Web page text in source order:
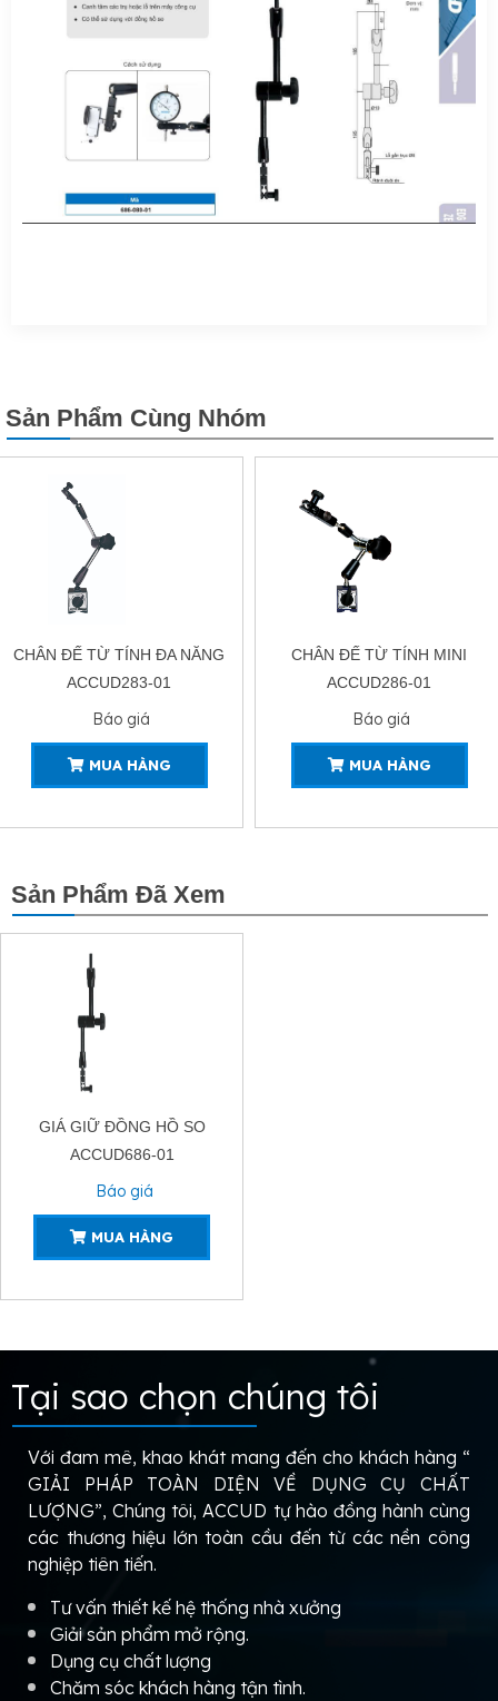
Sản Phẩm Cùng Nhóm
CHÂN ĐẾ TỪ TÍNH ĐA NĂNG
ACCUD283-01
Báo giá
MUA HÀNG
CHÂN ĐẾ TỪ TÍNH MINI
ACCUD286-01
Báo giá
MUA HÀNG
Sản Phẩm Đã Xem
GIÁ GIỮ ĐỒNG HỒ SO
ACCUD686-01
Báo giá
MUA HÀNG
Tại sao chọn chúng tôi
Với đam mê, khao khát mang đến cho khách hàng “
GIẢI PHÁP TOÀN DIỆN VỀ DỤNG CỤ CHẤT
LƯỢNG”, Chúng tôi, ACCUD tự hào đồng hành cùng
các thương hiệu lớn toàn cầu đến từ các nền công
nghiệp tiên tiến.
Tư vấn thiết kế hệ thống nhà xưởng
Giải sản phẩm mở rộng.
Dụng cụ chất lượng
Chăm sóc khách hàng tận tình.